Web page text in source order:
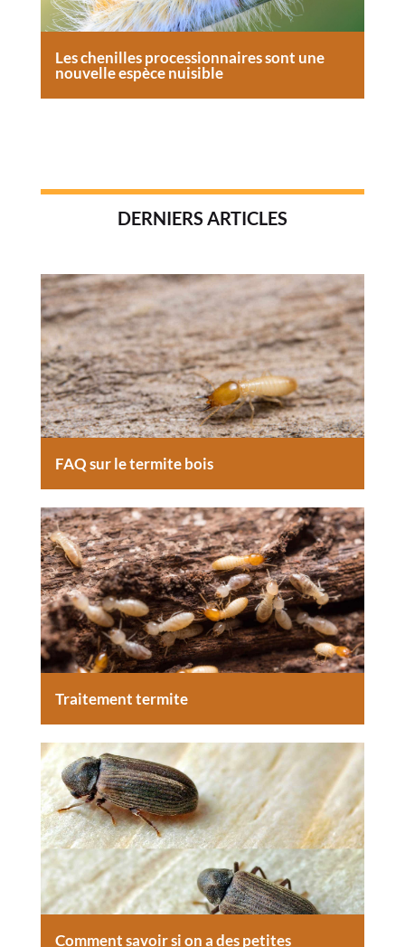
Les chenilles processionnaires sont une
nouvelle espèce nuisible
DERNIERS ARTICLES
FAQ sur le termite bois
Traitement termite
Comment savoir si on a des petites